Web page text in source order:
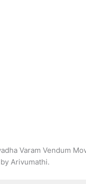
Varam Vendum
Arivumathi.